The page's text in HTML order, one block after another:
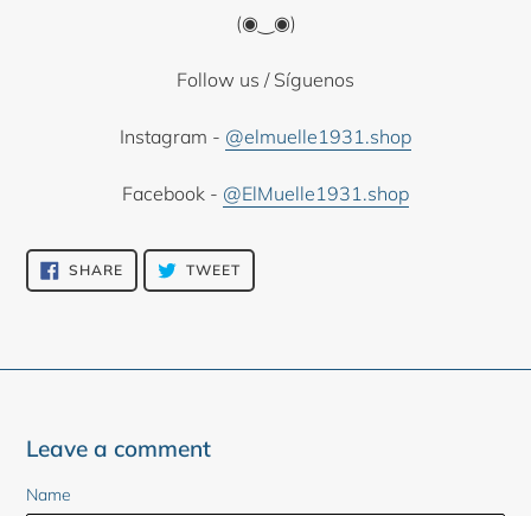
(◉‿◉)
Follow us / Síguenos
Instagram - @elmuelle1931.shop
Facebook - @ElMuelle1931.shop
SHARESHARE
ON
FACEBOOK
TWEETTWEET
TWITTER
Leave a comment
Name